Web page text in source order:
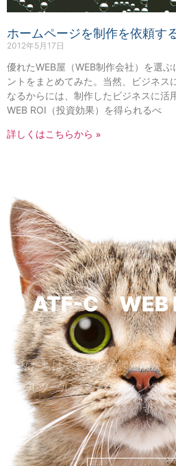
ホームページを制作を依頼す
2012年5月17日
優れたWEB屋（WEB制作会社）を選
ントをまとめてみた。当然、ビジネス
なるからには、制作したビジネスに活
WEB ROI（投資効果）を得られるべ
詳しくはこちらから »
ATF-C WEB
私たちは、あなたの課題解決・
タルツール・マーケティングで
す。